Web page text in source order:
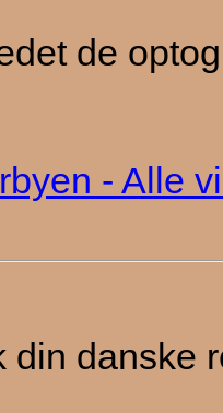
de
- Alle
danske